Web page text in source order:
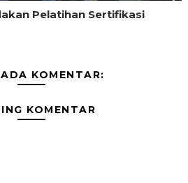
Pelatihan Sertifikasi
KOMENTAR:
KOMENTAR